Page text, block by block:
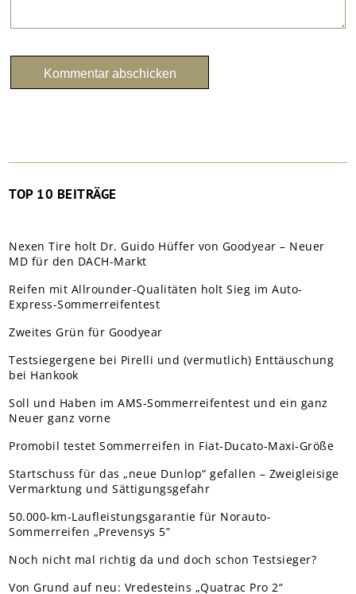
TOP 10 BEITRÄGE
Nexen Tire holt Dr. Guido Hüffer von Goodyear – Neuer
MD für den DACH-Markt
Reifen mit Allrounder-Qualitäten holt Sieg im Auto-
Express-Sommerreifentest
Zweites Grün für Goodyear
Testsiegergene bei Pirelli und (vermutlich) Enttäuschung
bei Hankook
Soll und Haben im AMS-Sommerreifentest und ein ganz
Neuer ganz vorne
Promobil testet Sommerreifen in Fiat-Ducato-Maxi-Größe
Startschuss für das „neue Dunlop“ gefallen – Zweigleisige
Vermarktung und Sättigungsgefahr
50.000-km-Laufleistungsgarantie für Norauto-
Sommerreifen „Prevensys 5”
Noch nicht mal richtig da und doch schon Testsieger?
Von Grund auf neu: Vredesteins „Quatrac Pro 2“